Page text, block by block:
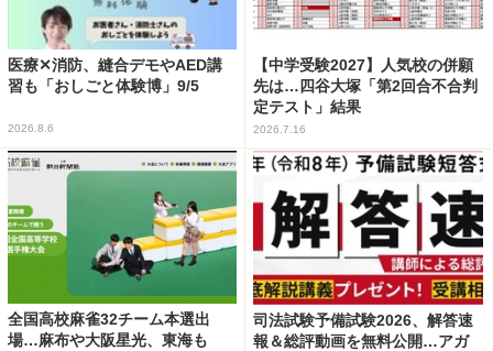
医療✕消防、縫合デモやAED講
習も「おしごと体験博」9/5
2026.8.6
【中学受験2027】人気校の併願
先は…四谷大塚「第2回合不合判
定テスト」結果
2026.7.16
全国高校麻雀32チーム本選出
場…麻布や大阪星光、東海も
司法試験予備試験2026、解答速
報＆総評動画を無料公開…アガ